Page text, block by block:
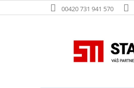
na
00420 731 941 570